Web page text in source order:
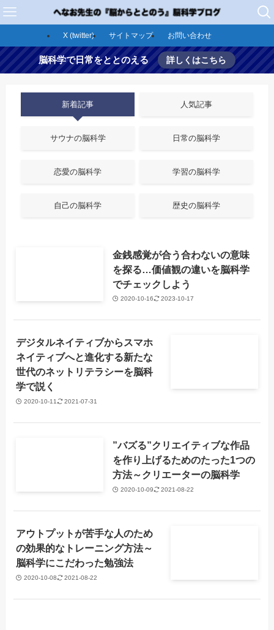
X (twitter) サイトマップ お問い合わせ
脳科学で日常をととのえる 詳しくはこちら
新着記事 人気記事
サウナの脳科学 日常の脳科学
恋愛の脳科学 学習の脳科学
自己の脳科学 歴史の脳科学
金銭感覚が合う合わないの意味
を探る…価値観の違いを脳科学
でチェックしよう
2020-10-16 2023-10-17
デジタルネイティブからスマホ
ネイティブへと進化する新たな
世代のネットリテラシーを脳科
学で説く
2020-10-11 2021-07-31
”バズる”クリエイティブな作品
を作り上げるためのたった1つの
方法～クリエーターの脳科学
2020-10-09 2021-08-22
アウトプットが苦手な人のため
の効果的なトレーニング方法～
脳科学にこだわった勉強法
2020-10-08 2021-08-22